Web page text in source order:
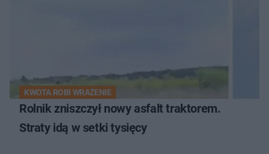
KWOTA ROBI WRAŻENIE
Rolnik zniszczył nowy asfalt traktorem.
Straty idą w setki tysięcy